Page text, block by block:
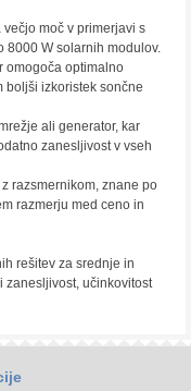
moč v primerjavi s
8000 W solarnih modulov.
omogoča optimalno
boljši izkoristek sončne
ali generator, kar
zanesljivost v vseh
razsmernikom, znane po
razmerju med ceno in
rešitev za srednje in
zanesljivost, učinkovitost